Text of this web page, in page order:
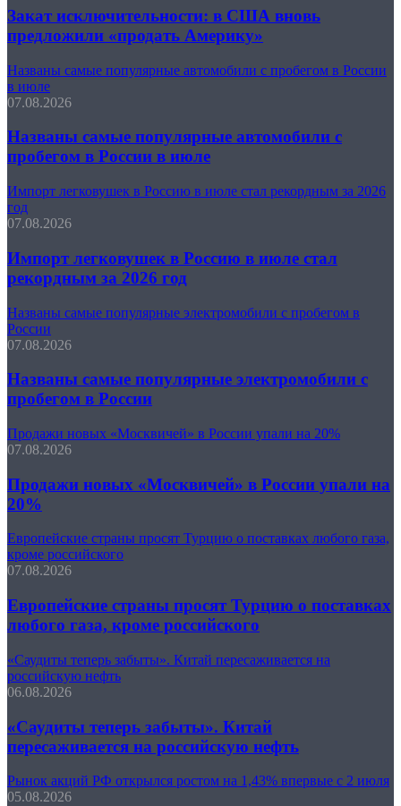
Закат исключительности: в США вновь
предложили «продать Америку»
Названы самые популярные автомобили с пробегом в России
в июле
07.08.2026
Названы самые популярные автомобили с
пробегом в России в июле
Импорт легковушек в Россию в июле стал рекордным за 2026
год
07.08.2026
Импорт легковушек в Россию в июле стал
рекордным за 2026 год
Названы самые популярные электромобили с пробегом в
России
07.08.2026
Названы самые популярные электромобили с
пробегом в России
Продажи новых «Москвичей» в России упали на 20%
07.08.2026
Продажи новых «Москвичей» в России упали на
20%
Европейские страны просят Турцию о поставках любого газа,
кроме российского
07.08.2026
Европейские страны просят Турцию о поставках
любого газа, кроме российского
«Саудиты теперь забыты». Китай пересаживается на
российскую нефть
06.08.2026
«Саудиты теперь забыты». Китай
пересаживается на российскую нефть
Рынок акций РФ открылся ростом на 1,43% впервые с 2 июля
05.08.2026